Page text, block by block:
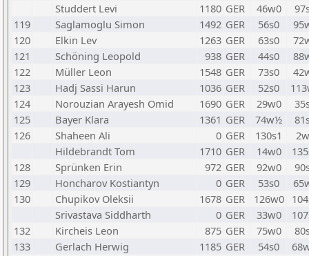
Studdert Levi
1180 GER 46w0
119
Saglamoglu Simon 1492 GER 56s0
120
Elkin Lev 1263 GER 63s0
121
Schöning Leopold 938 GER 44s0
122
Müller Leon 1548 GER 73s0
123
Hadj Sassi Harun 1036 GER 52s0
124
Norouzian Arayesh Omid 1690 GER 29w0
125
Bayer Klara 1361 GER 74w½
126
Shaheen Ali 0 GER 130s1
Hildebrandt Tom
1710 GER 14w0
128
Sprünken Erin 972 GER 92w0
129
Honcharov Kostiantyn 0 GER 53s0
130
Chupikov Oleksii 1678 GER 126w0
Srivastava Siddharth
0 GER 33w0
132
Kircheis Leon 875 GER 75w0
133
Gerlach Herwig 1185 GER 54s0